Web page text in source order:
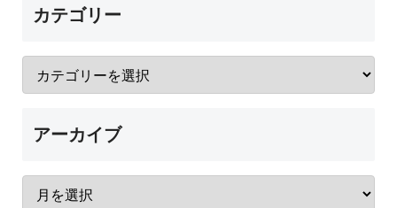
カテゴリー
アーカイブ